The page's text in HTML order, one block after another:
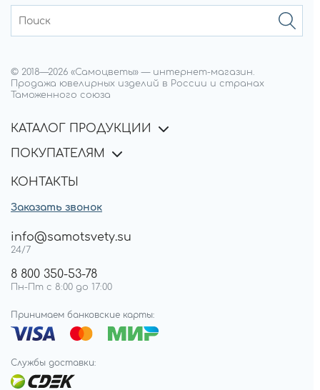
© 2018—2026 «Самоцветы» — интернет-магазин.
Продажа ювелирных изделий в России и странах
Таможенного союза
КАТАЛОГ ПРОДУКЦИИ
ПОКУПАТЕЛЯМ
КОНТАКТЫ
Заказать звонок
info@samotsvety.su
24/7
8 800 350-53-78
Пн-Пт с 8:00 до 17:00
Принимаем банковские карты:
Службы доставки: